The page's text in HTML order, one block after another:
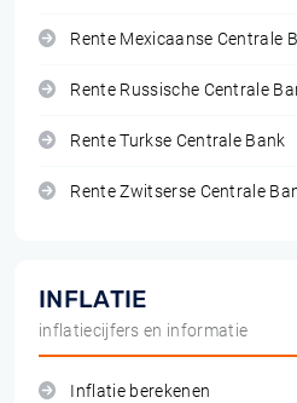
Rente Mexicaanse Centrale
Rente Russische Centrale
Rente Turkse Centrale Bank
Rente Zwitserse Centrale
INFLATIE
inflatiecijfers en informatie
Inflatie berekenen